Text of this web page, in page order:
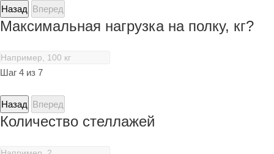
Назад Вперед
Максимальная нагрузка на полку, кг?
Шаг 4 из 7
Назад Вперед
Количество стеллажей